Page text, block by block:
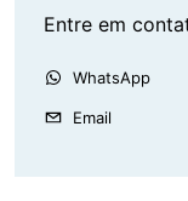
Entre em
WhatsApp
Email